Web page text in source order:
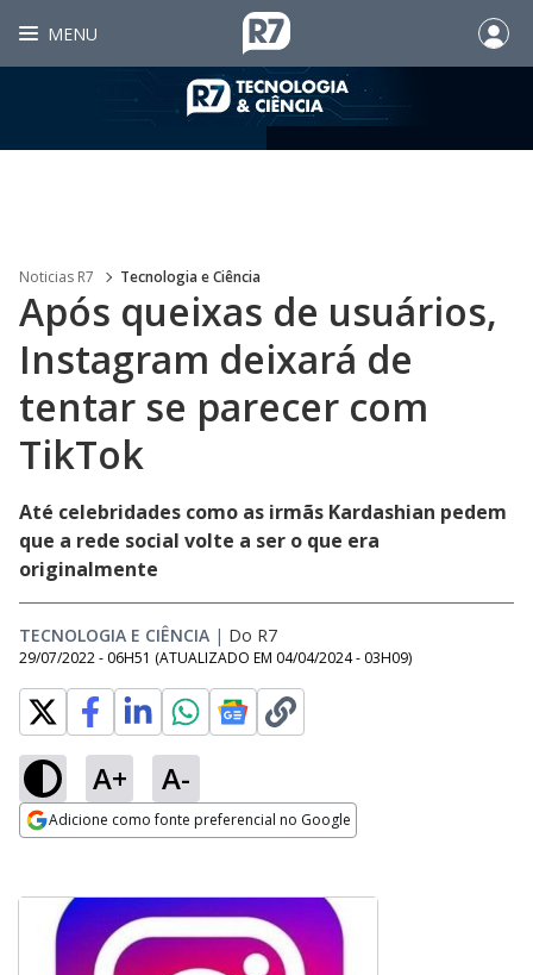
MENU
Noticias R7 Tecnologia e Ciência
Após queixas de usuários,
Instagram deixará de
tentar se parecer com
TikTok
Até celebridades como as irmãs Kardashian pedem
que a rede social volte a ser o que era
originalmente
TECNOLOGIA E CIÊNCIA | Do R7
29/07/2022 - 06H51 (ATUALIZADO EM 04/04/2024 - 03H09)
A+ A-
Adicione como fonte preferencial no Google